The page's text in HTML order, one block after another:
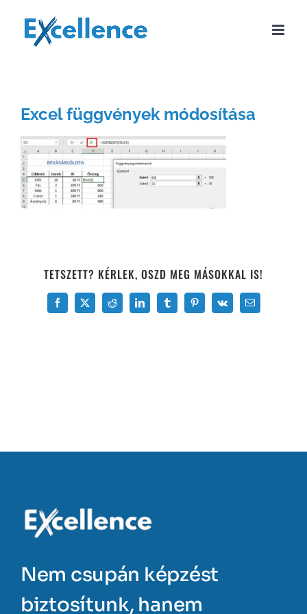
Excel függvények módosítása
TETSZETT? KÉRLEK, OSZD MEG MÁSOKKAL IS!
Facebook
X Reddit LinkedInTumblrPinterest
Vk Email:
Nem csupán képzést
biztosítunk, hanem